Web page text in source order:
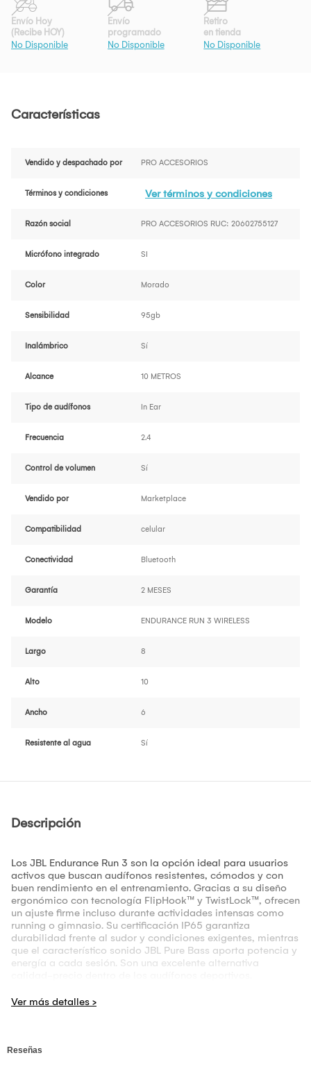
Envío Hoy
(Recibe HOY)
No Disponible
Envío
programado
No Disponible
Retiro
en tienda
No Disponible
Características
Vendido y despachado por PRO ACCESORIOS
Términos y condiciones Ver términos y condiciones
Razón social PRO ACCESORIOS RUC: 20602755127
Micrófono integrado SI
Color Morado
Sensibilidad 95gb
Inalámbrico Sí
Alcance 10 METROS
Tipo de audífonos In Ear
Frecuencia 2.4
Control de volumen Sí
Vendido por Marketplace
Compatibilidad celular
Conectividad Bluetooth
Garantía 2 MESES
Modelo ENDURANCE RUN 3 WIRELESS
Largo 8
Alto 10
Ancho 6
Resistente al agua Sí
Descripción
Los JBL Endurance Run 3 son la opción ideal para usuarios
activos que buscan audífonos resistentes, cómodos y con
buen rendimiento en el entrenamiento. Gracias a su diseño
ergonómico con tecnología FlipHook™ y TwistLock™, ofrecen
un ajuste firme incluso durante actividades intensas como
running o gimnasio. Su certificación IP65 garantiza
durabilidad frente al sudor y condiciones exigentes, mientras
que el característico sonido JBL Pure Bass aporta potencia y
energía a cada sesión. Son una excelente alternativa
TecnologíaFlipHook™
deporte